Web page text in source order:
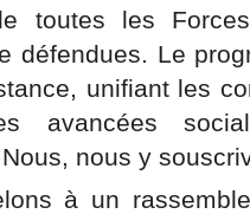
toutes les
défendues. Le
unifiant les
avancées
nous y
à un